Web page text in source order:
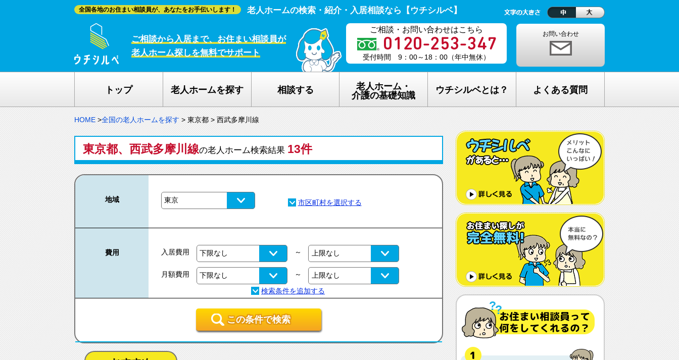
全国各地のお住まい相談員が、あなたをお手伝いします！ 老人ホームの検索・紹介・入居相談なら【ウチシルベ】
ご相談から入居まで、お住まい相談員が
老人ホーム探しを無料でサポート
ご相談・お問い合わせはこちら
受付時間 9：00～18：00（年中無休）
お問い合わせ
トップ 老人ホームを探す 相談する
老人ホーム・
介護の基礎知識
介護保険のしくみ
在宅介護サービスについて
認知症について
生活保護について
ウチシルベとは？
老人ホーム探しが完全無料の理由
老人ホーム探し無料相談の流れ
ウチシルベのメリット
ウチシルベFC加盟について
よくある質問
老人ホームの種類が複雑でわからな
い・・
どんな人が入居しているの？
希望してもなかなか入れないのでは？
体調や病状が悪化しても最後まで住め
ますか？
認知症でも入れますか？
入居金が無料～何千万円と大きな差が
あるけど、どこが違うの？
入居するとどんな人がサービスをして
くれるの？
HOME >全国の老人ホームを探す > 東京都 > 西武多摩川線
東京都、西武多摩川線の老人ホーム検索結果 13件
地域
費用 入居費用 ～
月額費用 ～
この条件で検索